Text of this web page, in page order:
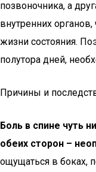
позвоночника, а
внутренних
жизни состояния.
полутора дней,
Причины и
Боль в спине чуть
обеих сторон –
ощущаться в боках,